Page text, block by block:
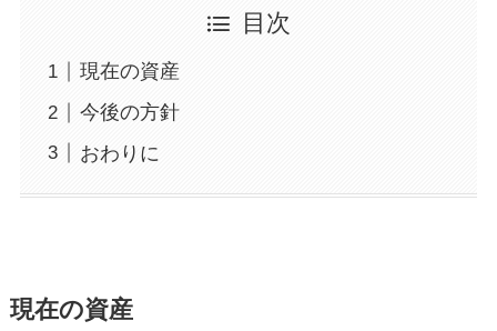
目次
現在の資産
今後の方針
おわりに
現在の資産